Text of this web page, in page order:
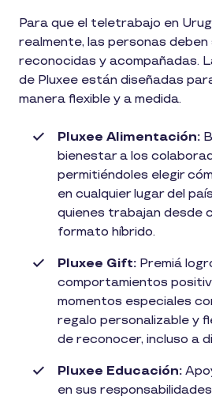
Para que el teletrabajo en
realmente, las personas
reconocidas y acompañadas.
de Pluxee están diseñadas
manera flexible y a medida.
Pluxee Alimentación:
bienestar a los
permitiéndoles elegir
en cualquier lugar del
quienes trabajan desde
formato híbrido.
Pluxee Gift: Premiá
comportamientos
momentos especiales
regalo personalizable y
de reconocer, incluso a
Pluxee Educación:
en sus